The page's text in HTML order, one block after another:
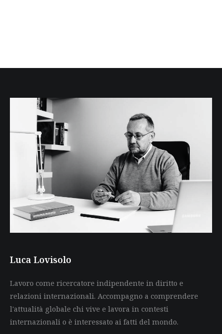
Luca Lovisolo
Lavoro come ricercatore indipendente in diritto e
relazioni internazionali. Accompagno a comprendere
l'attualità globale chi vive e lavora in contesti
internazionali o è interessato ai fatti del mondo.